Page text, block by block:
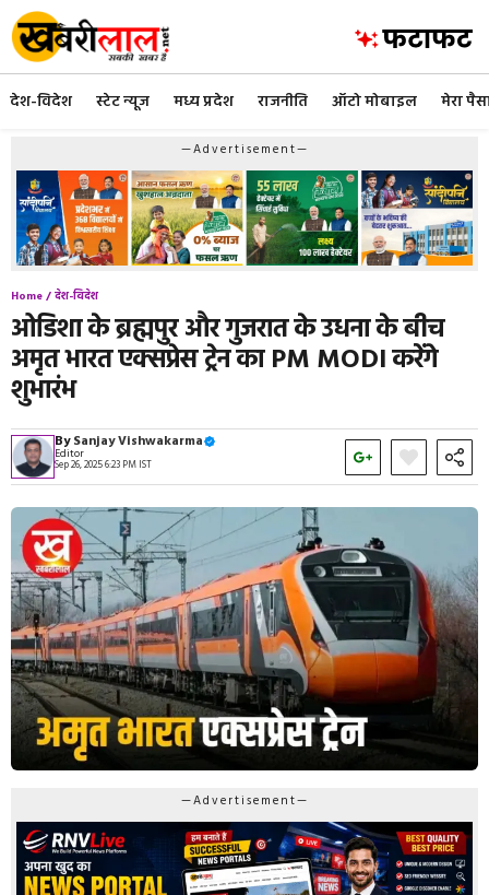
Skip
to
content
देश-विदेश स्टेट न्यूज मध्य प्रदेश राजनीति ऑटो मोबाइल मेरा
—Advertisement—
Home /देश-विदेश
ओडिशा के ब्रह्मपुर और गुजरात के उधना के बीच
अमृत भारत एक्सप्रेस ट्रेन का PM MODI करेंगे
शुभारंभ
BySanjay Vishwakarma
Editor
Sep 26, 2025 6:23 PM IST
—Advertisement—